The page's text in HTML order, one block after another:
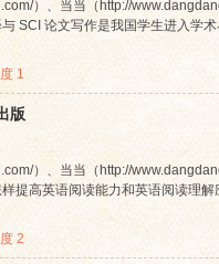
）、当当（http://
SCI 论文写作是我国学生进入学
1
版
）、当当（http://
提高英语阅读能力和英语阅读理
2